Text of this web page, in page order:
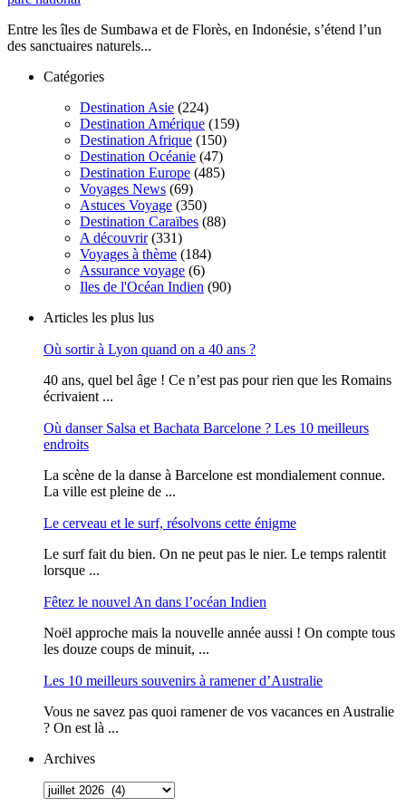
Entre les îles de Sumbawa et de Florès, en Indonésie, s’étend l’un
des sanctuaires naturels...
Catégories
Destination Asie (224)
Destination Amérique (159)
Destination Afrique (150)
Destination Océanie (47)
Destination Europe (485)
Voyages News (69)
Astuces Voyage (350)
Destination Caraïbes (88)
A découvrir(331)
Voyages à thème (184)
Assurance voyage (6)
Iles de l'Océan Indien (90)
Articles les plus lus
Où sortir à Lyon quand on a 40 ans ?
40 ans, quel bel âge ! Ce n’est pas pour rien que les Romains
écrivaient ...
Où danser Salsa et Bachata Barcelone ? Les 10 meilleurs
endroits
La scène de la danse à Barcelone est mondialement connue.
La ville est pleine de ...
Le cerveau et le surf, résolvons cette énigme
Le surf fait du bien. On ne peut pas le nier. Le temps ralentit
lorsque ...
Fêtez le nouvel An dans l’océan Indien
Noël approche mais la nouvelle année aussi ! On compte tous
les douze coups de minuit, ...
Les 10 meilleurs souvenirs à ramener d’Australie
Vous ne savez pas quoi ramener de vos vacances en Australie
? On est là ...
Archives